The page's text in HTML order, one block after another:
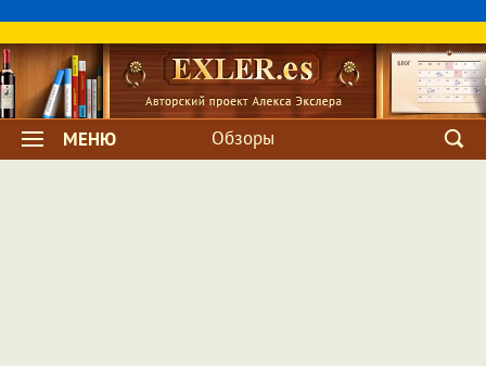
МЕНЮ Обзоры